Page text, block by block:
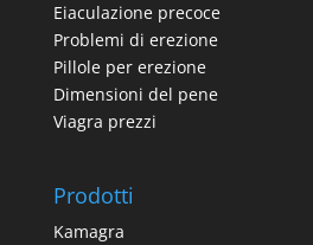
Eiaculazione precoce
Problemi di erezione
Pillole per erezione
Dimensioni del pene
Viagra prezzi
Prodotti
Kamagra